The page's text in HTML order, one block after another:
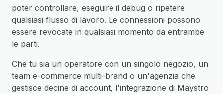
poter controllare, eseguire il debug o ripetere
qualsiasi flusso di lavoro. Le connessioni possono
essere revocate in qualsiasi momento da entrambe
le parti.
Che tu sia un operatore con un singolo negozio, un
team e-commerce multi-brand o un'agenzia che
gestisce decine di account, l'integrazione di Maystro